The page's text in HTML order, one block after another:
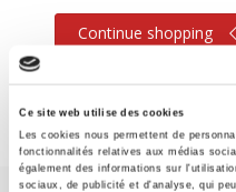
Ce site web utilise des cookies
Les cookies nous permettent de
fonctionnalités relatives aux médias
également des informations sur
sociaux, de publicité et d'analyse, qui
Continue shopping